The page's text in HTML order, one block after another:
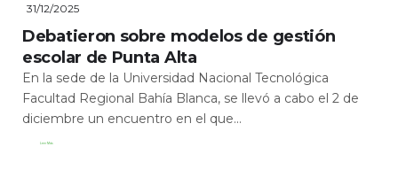
31/12/2025
Debatieron sobre modelos de gestión
escolar de Punta Alta
En la sede de la Universidad Nacional Tecnológica
Facultad Regional Bahía Blanca, se llevó a cabo el 2 de
diciembre un encuentro en el que...
Leer Más